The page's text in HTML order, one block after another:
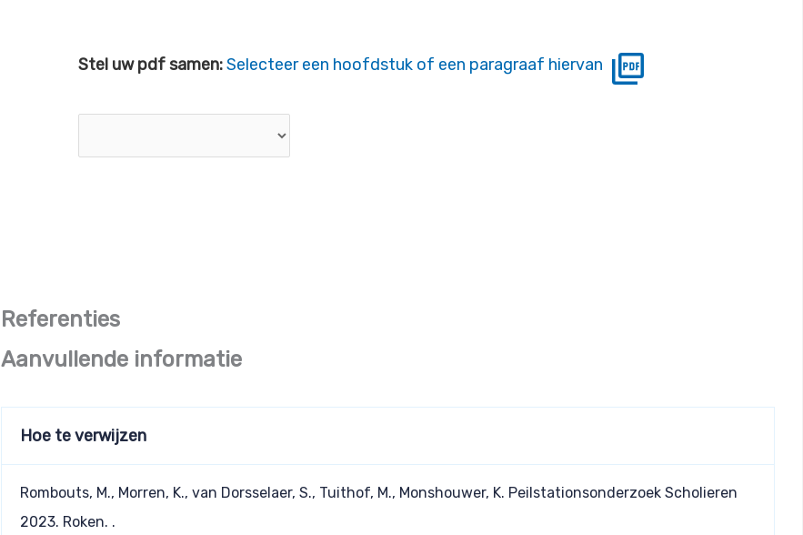
Stel uw pdf samen:Selecteer een hoofdstuk of een paragraaf hiervan
Aanvullende informatie
Hoe te verwijzen
Rombouts, M., Morren, K., van Dorsselaer, S., Tuithof, M., Monshouwer, K. Peilstationsonderzoek Scholieren
2023. Roken. .